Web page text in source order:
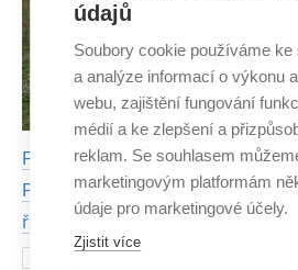
Psychická pohoda úzce souvisí
Programem Wellbeing se
říká Moc Králová z CESA VUT
Stoupá počet lidí
údajů
Soubory cookie používáme
a analýze informací o výkonu
webu, zajištění fungování
médií a ke zlepšení a
reklam. Se souhlasem
marketingovým platformám
údaje pro marketingové účely.
Zjistit více